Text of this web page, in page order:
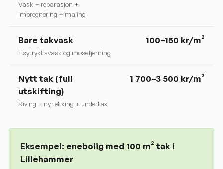
Vask + reparasjon +
impregnering + maling
Bare takvask
Høytrykksvask og mosefjerning
100–150 kr/m²
Nytt tak (full
utskifting)
Riving + ny tekking + undertak
1 700–3 500 kr/m²
Eksempel: enebolig med 100 m² tak i
Lillehammer